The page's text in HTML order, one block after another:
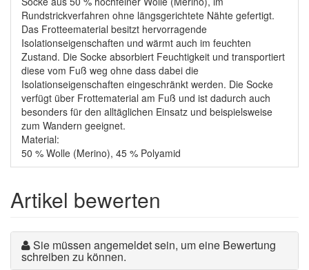
Rundstrickverfahren ohne längsgerichtete Nähte gefertigt.
Das Frotteematerial besitzt hervorragende
Isolationseigenschaften und wärmt auch im feuchten
Zustand. Die Socke absorbiert Feuchtigkeit und transportiert
diese vom Fuß weg ohne dass dabei die
Isolationseigenschaften eingeschränkt werden. Die Socke
verfügt über Frottematerial am Fuß und ist dadurch auch
besonders für den alltäglichen Einsatz und beispielsweise
zum Wandern geeignet.
Material:
50 % Wolle (Merino), 45 % Polyamid
Artikel bewerten
Sie müssen angemeldet sein, um eine Bewertung
schreiben zu können.